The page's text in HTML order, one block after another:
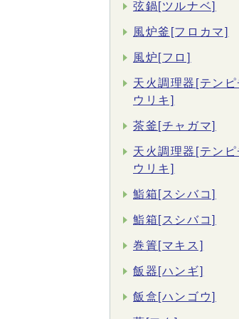
弦鍋[ツルナベ]
風炉釜[フロカマ]
風炉[フロ]
天火調理器[テンピ
ウリキ]
茶釜[チャガマ]
天火調理器[テンピ
ウリキ]
鮨箱[スシバコ]
鮨箱[スシバコ]
巻簀[マキス]
飯器[ハンギ]
飯盒[ハンゴウ]